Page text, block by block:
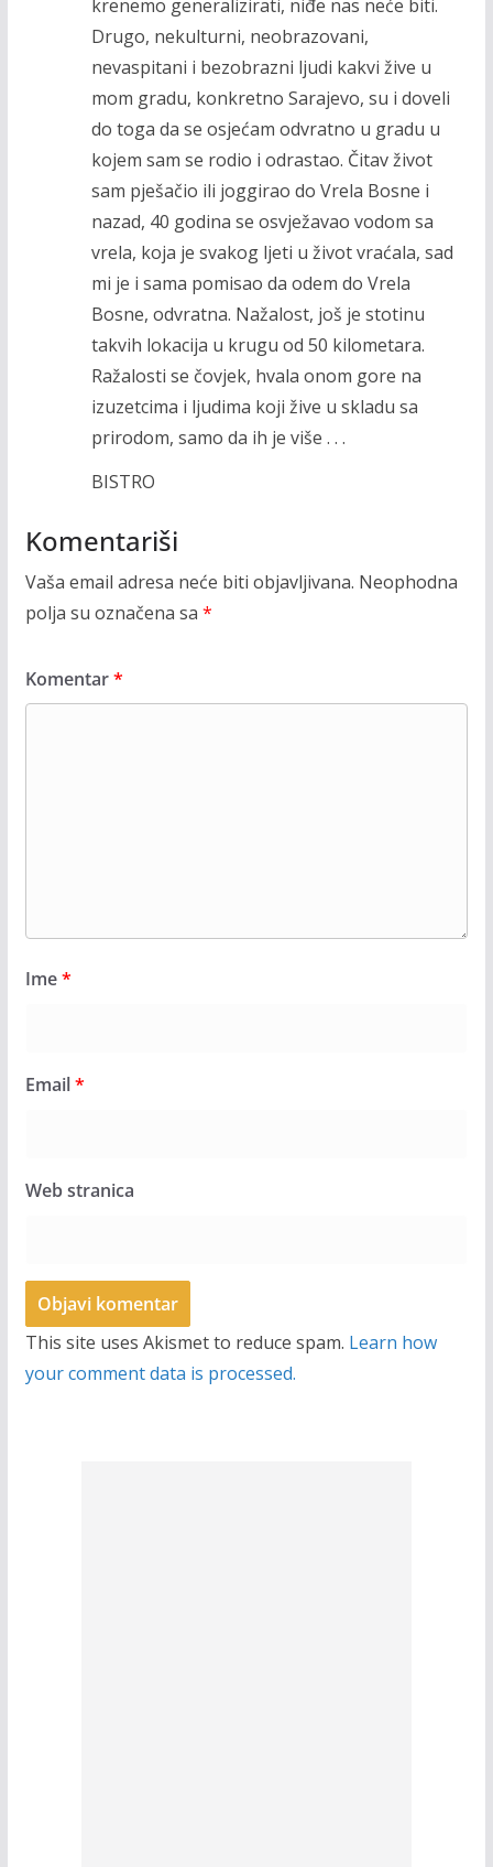
krenemo generalizirati, niđe nas neće biti.
Drugo, nekulturni, neobrazovani,
nevaspitani i bezobrazni ljudi kakvi žive u
mom gradu, konkretno Sarajevo, su i doveli
do toga da se osjećam odvratno u gradu u
kojem sam se rodio i odrastao. Čitav život
sam pješačio ili joggirao do Vrela Bosne i
nazad, 40 godina se osvježavao vodom sa
vrela, koja je svakog ljeti u život vraćala, sad
mi je i sama pomisao da odem do Vrela
Bosne, odvratna. Nažalost, još je stotinu
takvih lokacija u krugu od 50 kilometara.
Ražalosti se čovjek, hvala onom gore na
izuzetcima i ljudima koji žive u skladu sa
prirodom, samo da ih je više . . .
BISTRO
Komentariši
Vaša email adresa neće biti objavljivana. Neophodna
polja su označena sa *
Komentar*
Ime*
Email*
Web stranica
This site uses Akismet to reduce spam. Learn how
your comment data is processed.